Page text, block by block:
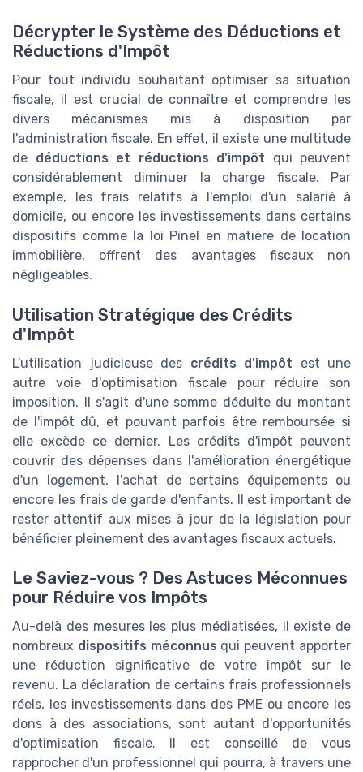
Décrypter le Système des Déductions et
Réductions d'Impôt
Pour tout individu souhaitant optimiser sa situation
fiscale, il est crucial de connaître et comprendre les
divers mécanismes mis à disposition par
l'administration fiscale. En effet, il existe une multitude
de déductions et réductions d'impôt qui peuvent
considérablement diminuer la charge fiscale. Par
exemple, les frais relatifs à l'emploi d'un salarié à
domicile, ou encore les investissements dans certains
dispositifs comme la loi Pinel en matière de location
immobilière, offrent des avantages fiscaux non
négligeables.
Utilisation Stratégique des Crédits
d'Impôt
L'utilisation judicieuse des crédits d'impôt est une
autre voie d'optimisation fiscale pour réduire son
imposition. Il s'agit d'une somme déduite du montant
de l'impôt dû, et pouvant parfois être remboursée si
elle excède ce dernier. Les crédits d'impôt peuvent
couvrir des dépenses dans l'amélioration énergétique
d'un logement, l'achat de certains équipements ou
encore les frais de garde d'enfants. Il est important de
rester attentif aux mises à jour de la législation pour
bénéficier pleinement des avantages fiscaux actuels.
Le Saviez-vous ? Des Astuces Méconnues
pour Réduire vos Impôts
Au-delà des mesures les plus médiatisées, il existe de
nombreux dispositifs méconnus qui peuvent apporter
une réduction significative de votre impôt sur le
revenu. La déclaration de certains frais professionnels
réels, les investissements dans des PME ou encore les
dons à des associations, sont autant d'opportunités
d'optimisation fiscale. Il est conseillé de vous
rapprocher d'un professionnel qui pourra, à travers une